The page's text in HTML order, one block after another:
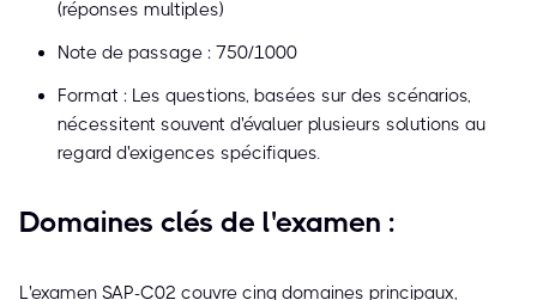
(réponses multiples)
Note de passage : 750/1000
Format : Les questions, basées sur des scénarios,
nécessitent souvent d'évaluer plusieurs solutions au
regard d'exigences spécifiques.
Domaines clés de l'examen :
L'examen SAP-C02 couvre cinq domaines principaux,